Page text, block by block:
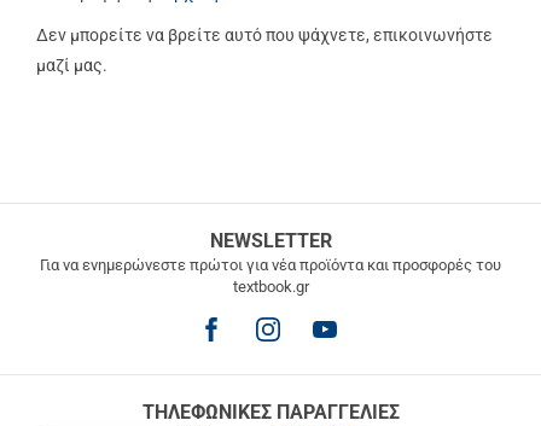
Δεν μπορείτε να βρείτε αυτό που ψάχνετε, επικοινωνήστε
μαζί μας.
ΜΕΤΑΦΟΡΙΚΑ
άνω
NEWSLETTER
Για να ενημερώνεστε πρώτοι για νέα προϊόντα και προσφορές του
textbook.gr
ΤΗΛΕΦΩΝΙΚΕΣ ΠΑΡΑΓΓΕΛΙΕΣ